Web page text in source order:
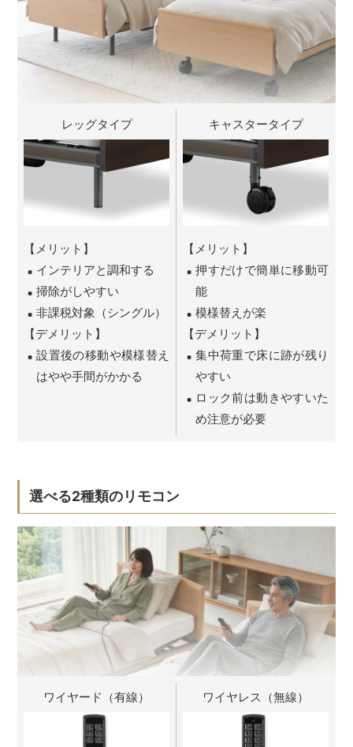
レッグタイプ キャスタータイプ
【メリット】
インテリアと調和する
掃除がしやすい
非課税対象（シングル）
【デメリット】
設置後の移動や模様替え
はやや手間がかかる
【メリット】
押すだけで簡単に移動可
能
模様替えが楽
【デメリット】
集中荷重で床に跡が残り
やすい
ロック前は動きやすいた
め注意が必要
選べる2種類のリモコン
ワイヤード（有線） ワイヤレス（無線）